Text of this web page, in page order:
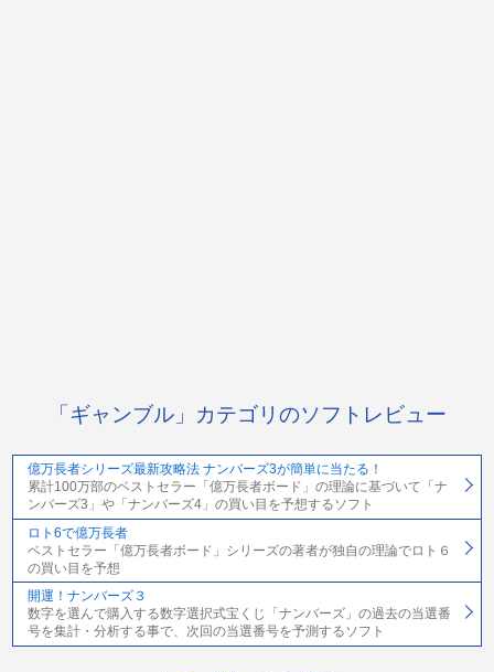
「ギャンブル」カテゴリのソフトレビュー
億万長者シリーズ最新攻略法 ナンバーズ3が簡単に当たる！
累計100万部のベストセラー「億万長者ボード」の理論に基づいて「ナ
ンバーズ3」や「ナンバーズ4」の買い目を予想するソフト
ロト6で億万長者
ベストセラー「億万長者ボード」シリーズの著者が独自の理論でロト６
の買い目を予想
開運！ナンバーズ３
数字を選んで購入する数字選択式宝くじ「ナンバーズ」の過去の当選番
号を集計・分析する事で、次回の当選番号を予測するソフト